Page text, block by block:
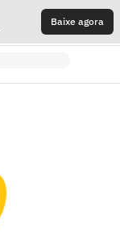
Baixe agora